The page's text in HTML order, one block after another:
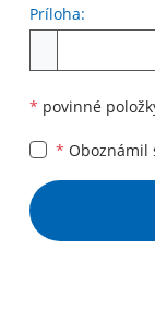
Príloha:
* povinné
* Oboznámil
Google